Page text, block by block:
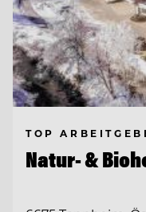
TOP
Natur- &